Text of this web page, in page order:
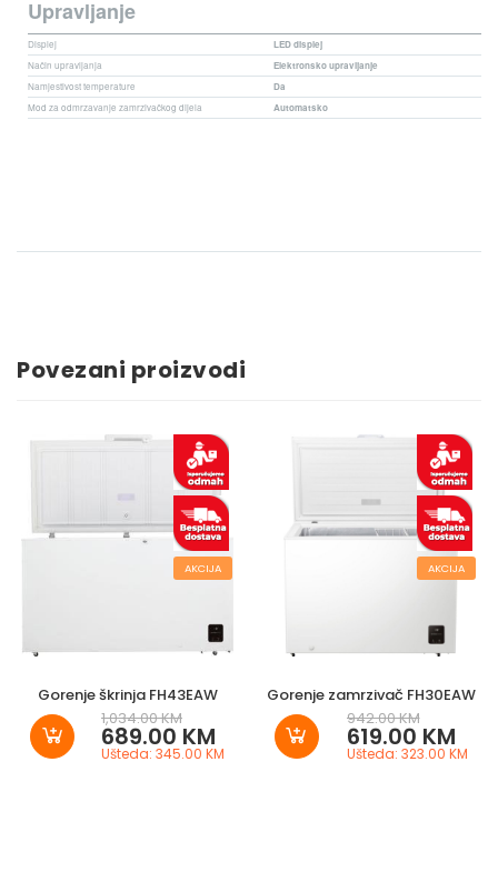
Upravljanje
Displej
LED displej
Način upravljanja
Elektronsko upravljanje
Namjestivost temperature
Da
Mod za odmrzavanje zamrzivačkog dijela
Automatsko
Povezani proizvodi
AKCIJA
Gorenje škrinja FH43EAW
1,034.00 KM
689.00 KM
Ušteda: 345.00 KM
AKCIJA
Gorenje zamrzivač FH30EAW
942.00 KM
619.00 KM
Ušteda: 323.00 KM